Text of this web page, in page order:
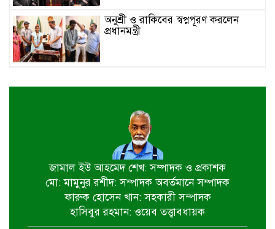
অনুশ্রী ও রাকিবের স্বপ্নপূরণ করলেন
প্রধানমন্ত্রী
জেলা কমিটির সভা অনুষ্ঠিত
পাইকগাছায় বাইসাইকেল, ভ্যান ও
সেলাই মেশিন বিতরণ
নির্বাচিত না হলেও নির্বাচনী প্রতিশ্রুতি
বাস্তবায়নে কাজ করছি- কপিল কৃষ্ণ মণ্ডল
জামাল ইউ আহমেদ শেখ: সম্পাদক ও প্রকাশক
মো: মামুনুর রশীদ: সম্পাদক অবর্তমানে সম্পাদক
ফারুক হোসেন খান: সহকারী সম্পাদক
হাসিবুর রহমান: ওয়েব তত্ত্বাবধায়ক